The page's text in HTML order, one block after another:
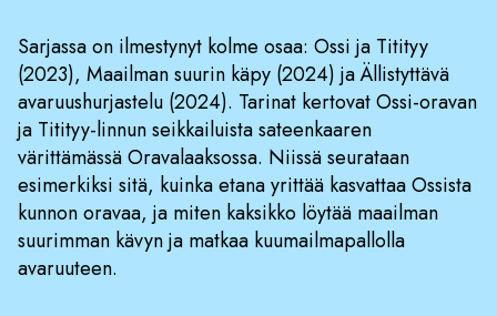
Sarjassa on ilmestynyt kolme osaa: Ossi ja Titityy
(2023), Maailman suurin käpy (2024) ja Ällistyttävä
avaruushurjastelu (2024). Tarinat kertovat Ossi-oravan
ja Titityy-linnun seikkailuista sateenkaaren
värittämässä Oravalaaksossa. Niissä seurataan
esimerkiksi sitä, kuinka etana yrittää kasvattaa Ossista
kunnon oravaa, ja miten kaksikko löytää maailman
suurimman kävyn ja matkaa kuumailmapallolla
avaruuteen.